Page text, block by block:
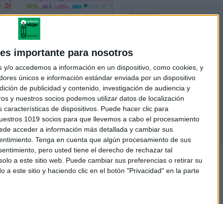
importante para nosotros
y/o accedemos a información en un dispositivo, como cookies, y
únicos e información estándar enviada por un dispositivo
de publicidad y contenido, investigación de audiencia y
y nuestros socios podemos utilizar datos de localización
de dispositivos. Puede hacer clic para
1019 socios para que llevemos a cabo el procesamiento
acceder a información más detallada y cambiar sus
Tenga en cuenta que algún procesamiento de sus
pero usted tiene el derecho de rechazar tal
a este sitio web. Puede cambiar sus preferencias o retirar su
a este sitio y haciendo clic en el botón "Privacidad" en la parte
FACEBOOK